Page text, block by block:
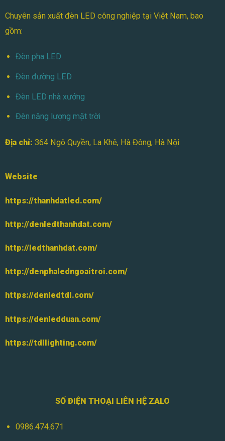
Chuyên sản xuất đèn LED công nghiệp tại Việt Nam, bao
gồm:
Đèn pha LED
Đèn đường LED
Đèn LED nhà xưởng
Đèn năng lượng mặt trời
Địa chỉ: 364 Ngô Quyền, La Khê, Hà Đông, Hà Nội
Website
https://thanhdatled.com/
http://denledthanhdat.com/
http://ledthanhdat.com/
http://denphaledngoaitroi.com/
https://denledtdl.com/
https://denledduan.com/
https://tdllighting.com/
SỐ ĐIỆN THOẠI LIÊN HỆ ZALO
0986.474.671